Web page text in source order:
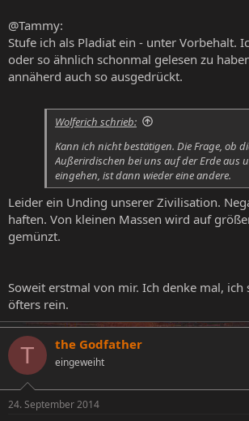
@Tammy:
Stufe ich als Pladiat ein - unter Vorbehalt.
oder so ähnlich schonmal gelesen zu
annäherd auch so ausgedrückt.
Wolferich schrieb:
Kann ich nicht bestätigen. Die Frage, ob
Außerirdischen bei uns auf der Erde aus
eingehen, ist dann wieder eine andere.
Leider ein Unding unserer Zivilisation.
haften. Von kleinen Massen wird auf
gemünzt.
Soweit erstmal von mir. Ich denke mal, ich
öfters rein.
T the Godfather
eingeweiht
24. September 2014